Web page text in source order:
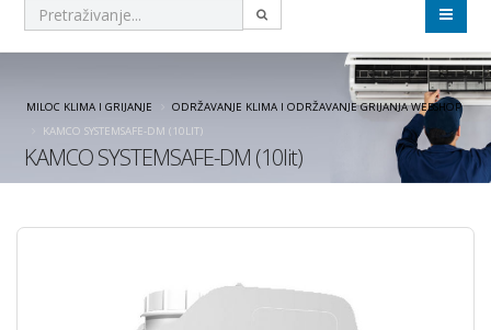
MILOC KLIMA I GRIJANJE
ODRŽAVANJE KLIMA I ODRŽAVANJE GRIJANJA WEBSHOP
KAMCO SYSTEMSAFE-DM (10LIT)
KAMCO SYSTEMSAFE-DM (10lit)